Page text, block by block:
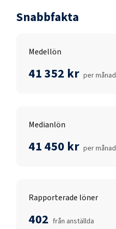
Snabbfakta
Medellön
41 352 kr per månad
Medianlön
41 450 kr per månad
Rapporterade löner
402 från anställda